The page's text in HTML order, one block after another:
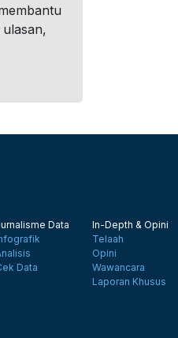
Data
Data
In-Depth & Opini
Telaah
Opini
Wawancara
Laporan Khusus